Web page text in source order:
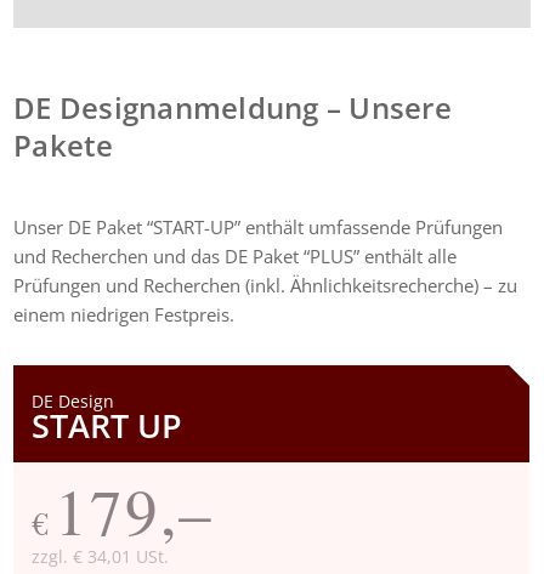
DE Designanmeldung – Unsere
Pakete
Unser DE Paket “START-UP” enthält umfassende Prüfungen
und Recherchen und das DE Paket “PLUS” enthält alle
Prüfungen und Recherchen (inkl. Ähnlichkeitsrecherche) – zu
einem niedrigen Festpreis.
DE Design
START UP
€ 179,–
zzgl. € 34,01 USt.